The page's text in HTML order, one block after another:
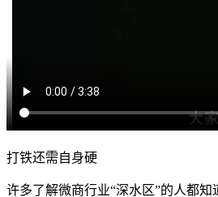
打铁还需自身硬
许多了解微商行业“深水区”的人都